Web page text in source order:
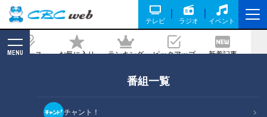
テレビ ラジオ イベント
ニュース お気に入り ランキング ピックアップ 新着記事
MENU
番組一覧
チャント！
狂！？月1回限定のビッグイベント！サ